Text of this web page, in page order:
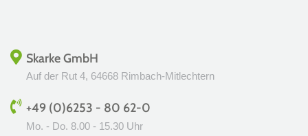
Skarke GmbH
Auf der Rut 4, 64668 Rimbach-Mitlechtern
+49 (0)6253 - 80 62-0
Mo. - Do. 8.00 - 15.30 Uhr